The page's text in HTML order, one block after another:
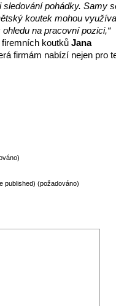
pohádky. Samy
koutek mohou
na pracovní pozici,“
koutků Jana
firmám nabízí nejen pro
published) (požadováno)